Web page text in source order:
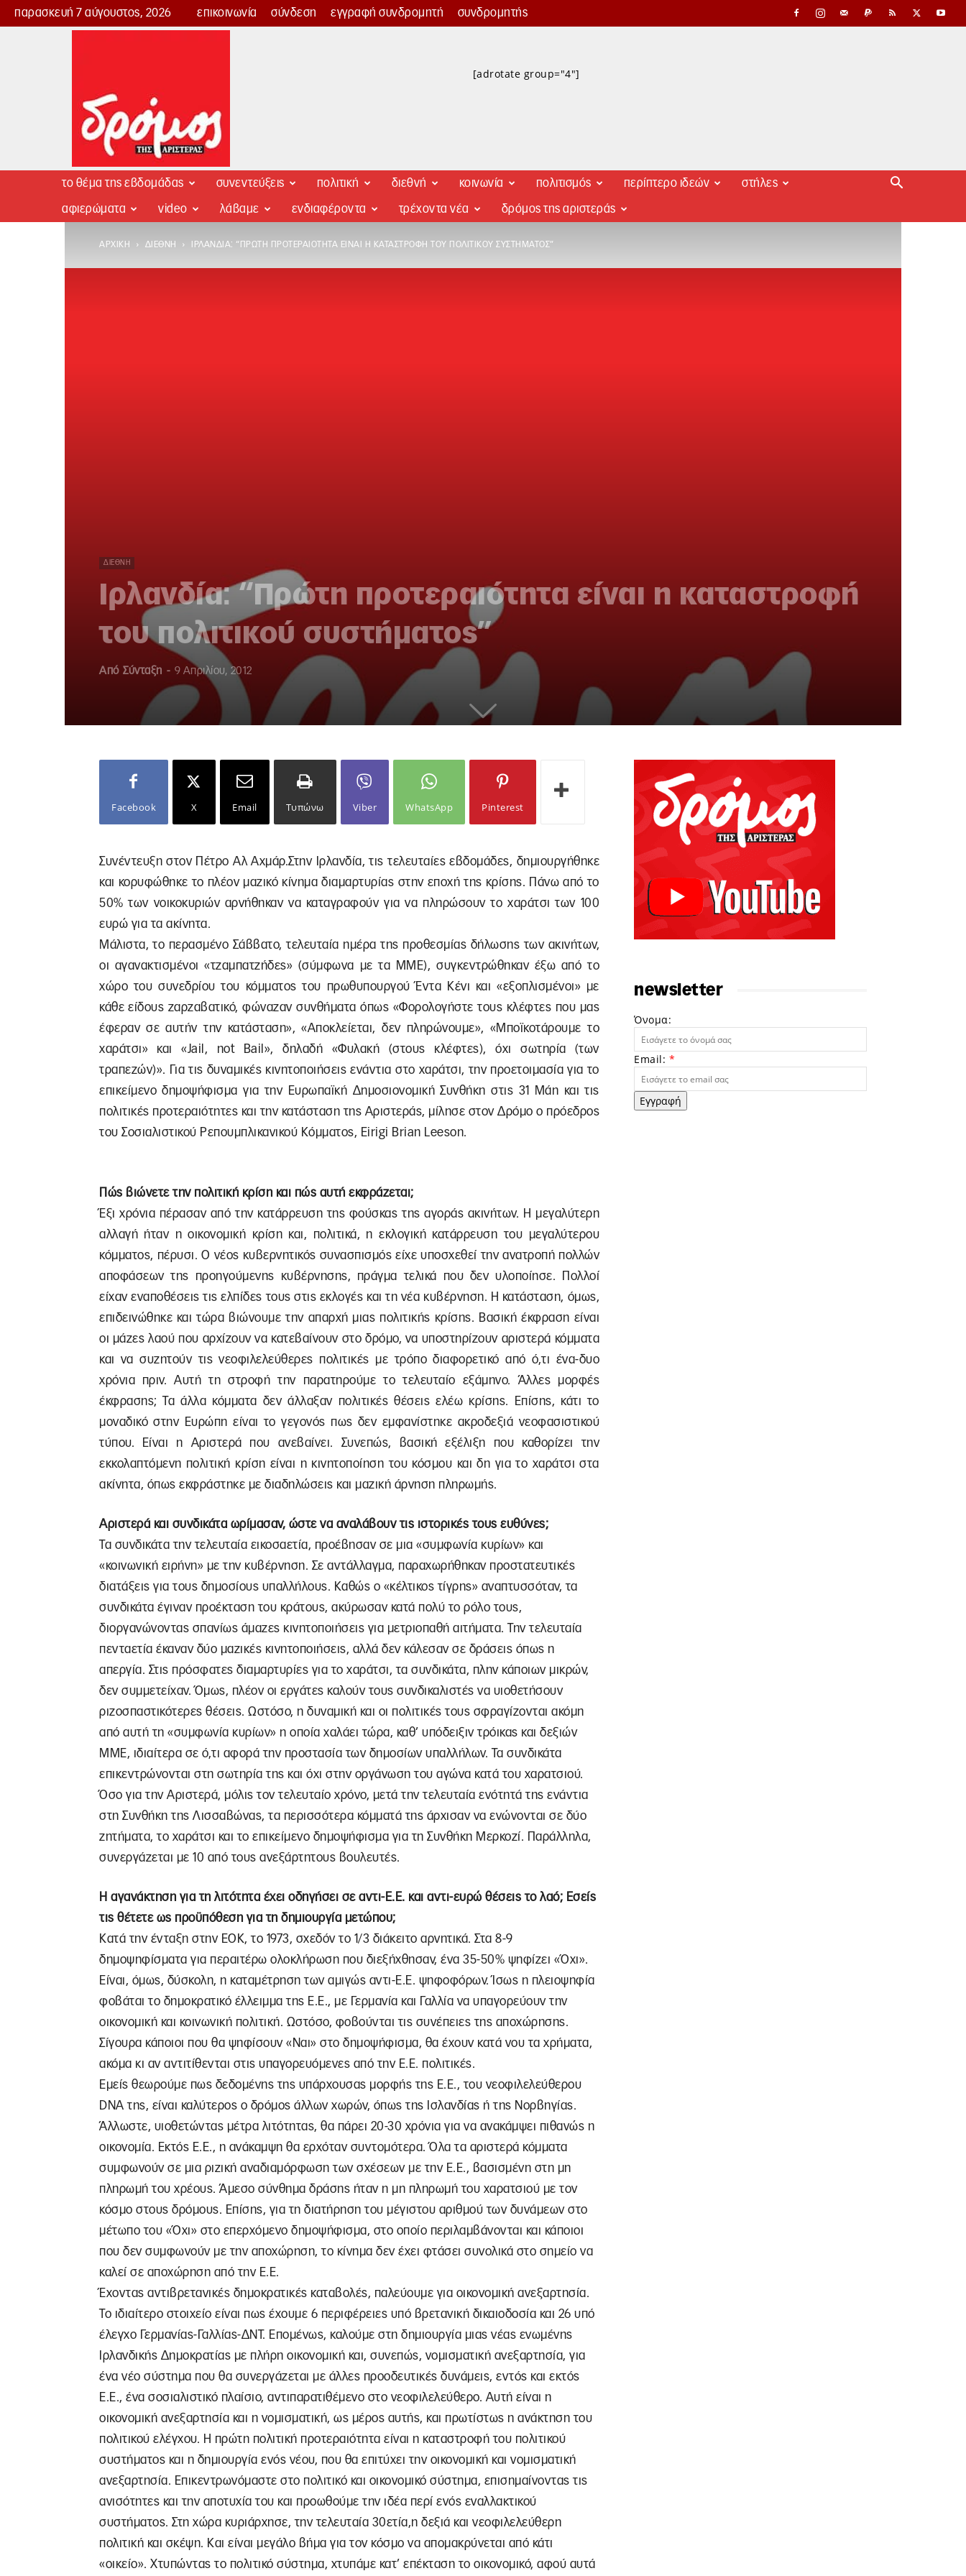
παρασκευή 7 αύγουστος, 2026 επικοινωνία σύνδεση εγγραφή συνδρομητή συνδρομητής
Δρόμος
[adrotate group="4"]
το θέμα της εβδομάδας συνεντεύξεις πολιτική διεθνή κοινωνία πολιτισμός περίπτερο ιδεών στήλες
αφιερώματα video λάβαμε ενδιαφέροντα τρέχοντα νέα δρόμος της αριστεράς
ΑΡΧΙΚΉ ΔΙΕΘΝΉ ΙΡΛΑΝΔΊΑ: “ΠΡΏΤΗ ΠΡΟΤΕΡΑΙΌΤΗΤΑ ΕΊΝΑΙ Η ΚΑΤΑΣΤΡΟΦΉ ΤΟΥ ΠΟΛΙΤΙΚΟΎ ΣΥΣΤΉΜΑΤΟΣ”
ΔΙΕΘΝΉ
Ιρλανδία: “Πρώτη προτεραιότητα είναι η καταστροφή
του πολιτικού συστήματος”
Από Σύνταξη - 9 Απριλίου, 2012
Facebook X Email Τυπώνω Viber WhatsApp Pinterest
Συνέντευξη στον Πέτρο Αλ Αχμάρ.Στην Ιρλανδία, τις τελευταίες εβδομάδες, δημιουργήθηκε
και κορυφώθηκε το πλέον μαζικό κίνημα διαμαρτυρίας στην εποχή της κρίσης. Πάνω από το
50% των νοικοκυριών αρνήθηκαν να καταγραφούν για να πληρώσουν το χαράτσι των 100
ευρώ για τα ακίνητα.
Μάλιστα, το περασμένο Σάββατο, τελευταία ημέρα της προθεσμίας δήλωσης των ακινήτων,
οι αγανακτισμένοι «τζαμπατζήδες» (σύμφωνα με τα ΜΜΕ), συγκεντρώθηκαν έξω από το
χώρο του συνεδρίου του κόμματος του πρωθυπουργού Έντα Κένι και «εξοπλισμένοι» με
κάθε είδους ζαρζαβατικό, φώναζαν συνθήματα όπως «Φορολογήστε τους κλέφτες που μας
έφεραν σε αυτήν την κατάσταση», «Αποκλείεται, δεν πληρώνουμε», «Μποϊκοτάρουμε το
χαράτσι» και «Jail, not Bail», δηλαδή «Φυλακή (στους κλέφτες), όχι σωτηρία (των
τραπεζών)». Για τις δυναμικές κινητοποιήσεις ενάντια στο χαράτσι, την προετοιμασία για το
επικείμενο δημοψήφισμα για την Ευρωπαϊκή Δημοσιονομική Συνθήκη στις 31 Μάη και τις
πολιτικές προτεραιότητες και την κατάσταση της Αριστεράς, μίλησε στον Δρόμο ο πρόεδρος
του Σοσιαλιστικού Ρεπουμπλικανικού Κόμματος, Eirigi Brian Leeson.
Πώς βιώνετε την πολιτική κρίση και πώς αυτή εκφράζεται;
Έξι χρόνια πέρασαν από την κατάρρευση της φούσκας της αγοράς ακινήτων. Η μεγαλύτερη
αλλαγή ήταν η οικονομική κρίση και, πολιτικά, η εκλογική κατάρρευση του μεγαλύτερου
κόμματος, πέρυσι. Ο νέος κυβερνητικός συνασπισμός είχε υποσχεθεί την ανατροπή πολλών
αποφάσεων της προηγούμενης κυβέρνησης, πράγμα τελικά που δεν υλοποίησε. Πολλοί
είχαν εναποθέσεις τις ελπίδες τους στις εκλογές και τη νέα κυβέρνηση. Η κατάσταση, όμως,
επιδεινώθηκε και τώρα βιώνουμε την απαρχή μιας πολιτικής κρίσης. Βασική έκφραση είναι
οι μάζες λαού που αρχίζουν να κατεβαίνουν στο δρόμο, να υποστηρίζουν αριστερά κόμματα
και να συζητούν τις νεοφιλελεύθερες πολιτικές με τρόπο διαφορετικό από ό,τι ένα-δυο
χρόνια πριν. Αυτή τη στροφή την παρατηρούμε το τελευταίο εξάμηνο. Άλλες μορφές
έκφρασης; Τα άλλα κόμματα δεν άλλαξαν πολιτικές θέσεις ελέω κρίσης. Επίσης, κάτι το
μοναδικό στην Ευρώπη είναι το γεγονός πως δεν εμφανίστηκε ακροδεξιά νεοφασιστικού
τύπου. Είναι η Αριστερά που ανεβαίνει. Συνεπώς, βασική εξέλιξη που καθορίζει την
εκκολαπτόμενη πολιτική κρίση είναι η κινητοποίηση του κόσμου και δη για το χαράτσι στα
ακίνητα, όπως εκφράστηκε με διαδηλώσεις και μαζική άρνηση πληρωμής.
Αριστερά και συνδικάτα ωρίμασαν, ώστε να αναλάβουν τις ιστορικές τους ευθύνες;
Τα συνδικάτα την τελευταία εικοσαετία, προέβησαν σε μια «συμφωνία κυρίων» και
«κοινωνική ειρήνη» με την κυβέρνηση. Σε αντάλλαγμα, παραχωρήθηκαν προστατευτικές
διατάξεις για τους δημοσίους υπαλλήλους. Καθώς ο «κέλτικος τίγρης» αναπτυσσόταν, τα
συνδικάτα έγιναν προέκταση του κράτους, ακύρωσαν κατά πολύ το ρόλο τους,
διοργανώνοντας σπανίως άμαζες κινητοποιήσεις για μετριοπαθή αιτήματα. Την τελευταία
πενταετία έκαναν δύο μαζικές κινητοποιήσεις, αλλά δεν κάλεσαν σε δράσεις όπως η
απεργία. Στις πρόσφατες διαμαρτυρίες για το χαράτσι, τα συνδικάτα, πλην κάποιων μικρών,
δεν συμμετείχαν. Όμως, πλέον οι εργάτες καλούν τους συνδικαλιστές να υιοθετήσουν
ριζοσπαστικότερες θέσεις. Ωστόσο, η δυναμική και οι πολιτικές τους σφραγίζονται ακόμη
από αυτή τη «συμφωνία κυρίων» η οποία χαλάει τώρα, καθ’ υπόδειξιν τρόικας και δεξιών
ΜΜΕ, ιδιαίτερα σε ό,τι αφορά την προστασία των δημοσίων υπαλλήλων. Τα συνδικάτα
επικεντρώνονται στη σωτηρία της και όχι στην οργάνωση του αγώνα κατά του χαρατσιού.
Όσο για την Αριστερά, μόλις τον τελευταίο χρόνο, μετά την τελευταία ενότητά της ενάντια
στη Συνθήκη της Λισσαβώνας, τα περισσότερα κόμματά της άρχισαν να ενώνονται σε δύο
ζητήματα, το χαράτσι και το επικείμενο δημοψήφισμα για τη Συνθήκη Μερκοζί. Παράλληλα,
συνεργάζεται με 10 από τους ανεξάρτητους βουλευτές.
Η αγανάκτηση για τη λιτότητα έχει οδηγήσει σε αντι-Ε.Ε. και αντι-ευρώ θέσεις το λαό; Εσείς
τις θέτετε ως προϋπόθεση για τη δημιουργία μετώπου;
Κατά την ένταξη στην ΕΟΚ, το 1973, σχεδόν το 1/3 διάκειτο αρνητικά. Στα 8-9
δημοψηφίσματα για περαιτέρω ολοκλήρωση που διεξήχθησαν, ένα 35-50% ψηφίζει «Όχι».
Είναι, όμως, δύσκολη, η καταμέτρηση των αμιγώς αντι-Ε.Ε. ψηφοφόρων. Ίσως η πλειοψηφία
φοβάται το δημοκρατικό έλλειμμα της Ε.Ε., με Γερμανία και Γαλλία να υπαγορεύουν την
οικονομική και κοινωνική πολιτική. Ωστόσο, φοβούνται τις συνέπειες της αποχώρησης.
Σίγουρα κάποιοι που θα ψηφίσουν «Ναι» στο δημοψήφισμα, θα έχουν κατά νου τα χρήματα,
ακόμα κι αν αντιτίθενται στις υπαγορευόμενες από την Ε.Ε. πολιτικές.
Εμείς θεωρούμε πως δεδομένης της υπάρχουσας μορφής της Ε.Ε., του νεοφιλελεύθερου
DNA της, είναι καλύτερος ο δρόμος άλλων χωρών, όπως της Ισλανδίας ή της Νορβηγίας.
Άλλωστε, υιοθετώντας μέτρα λιτότητας, θα πάρει 20-30 χρόνια για να ανακάμψει πιθανώς η
οικονομία. Εκτός Ε.Ε., η ανάκαμψη θα ερχόταν συντομότερα. Όλα τα αριστερά κόμματα
συμφωνούν σε μια ριζική αναδιαμόρφωση των σχέσεων με την Ε.Ε., βασισμένη στη μη
πληρωμή του χρέους. Άμεσο σύνθημα δράσης ήταν η μη πληρωμή του χαρατσιού με τον
κόσμο στους δρόμους. Επίσης, για τη διατήρηση του μέγιστου αριθμού των δυνάμεων στο
μέτωπο του «Όχι» στο επερχόμενο δημοψήφισμα, στο οποίο περιλαμβάνονται και κάποιοι
που δεν συμφωνούν με την αποχώρηση, το κίνημα δεν έχει φτάσει συνολικά στο σημείο να
καλεί σε αποχώρηση από την Ε.Ε.
Έχοντας αντιβρετανικές δημοκρατικές καταβολές, παλεύουμε για οικονομική ανεξαρτησία.
Το ιδιαίτερο στοιχείο είναι πως έχουμε 6 περιφέρειες υπό βρετανική δικαιοδοσία και 26 υπό
έλεγχο Γερμανίας-Γαλλίας-ΔΝΤ. Επομένως, καλούμε στη δημιουργία μιας νέας ενωμένης
Ιρλανδικής Δημοκρατίας με πλήρη οικονομική και, συνεπώς, νομισματική ανεξαρτησία, για
ένα νέο σύστημα που θα συνεργάζεται με άλλες προοδευτικές δυνάμεις, εντός και εκτός
Ε.Ε., ένα σοσιαλιστικό πλαίσιο, αντιπαρατιθέμενο στο νεοφιλελεύθερο. Αυτή είναι η
οικονομική ανεξαρτησία και η νομισματική, ως μέρος αυτής, και πρωτίστως η ανάκτηση του
πολιτικού ελέγχου. Η πρώτη πολιτική προτεραιότητα είναι η καταστροφή του πολιτικού
συστήματος και η δημιουργία ενός νέου, που θα επιτύχει την οικονομική και νομισματική
ανεξαρτησία. Επικεντρωνόμαστε στο πολιτικό και οικονομικό σύστημα, επισημαίνοντας τις
ανισότητες και την αποτυχία του και προωθούμε την ιδέα περί ενός εναλλακτικού
συστήματος. Στη χώρα κυριάρχησε, την τελευταία 30ετία,η δεξιά και νεοφιλελεύθερη
πολιτική και σκέψη. Και είναι μεγάλο βήμα για τον κόσμο να απομακρύνεται από κάτι
«οικείο». Χτυπώντας το πολιτικό σύστημα, χτυπάμε κατ’ επέκταση το οικονομικό, αφού αυτά
newsletter
Όνομα:
Email: *
Εγγραφή